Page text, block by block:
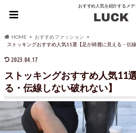
おすすめ人気を紹介するメデ
HOME
おすすめファッション
ストッキングおすすめ人気11選【足が綺麗に見える・伝線
2023.04.17
ストッキングおすすめ人気11
る・伝線しない破れない】